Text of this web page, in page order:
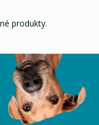
produkty.